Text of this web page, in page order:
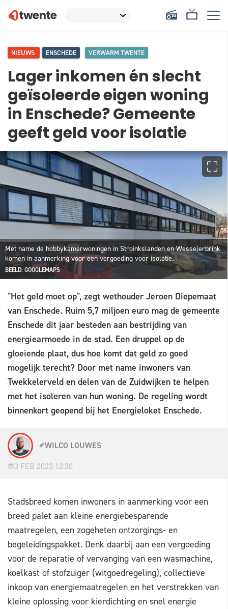
NIEUWS ENSCHEDE VERWARM TWENTE
Lager inkomen én slecht
geïsoleerde eigen woning
in Enschede? Gemeente
geeft geld voor isolatie
Met name de hobbykamerwoningen in Stroinkslanden en Wesselerbrink
komen in aanmerking voor een vergoeding voor isolatie.
BEELD: GOOGLEMAPS
"Het geld moet op", zegt wethouder Jeroen Diepemaat
van Enschede. Ruim 5,7 miljoen euro mag de gemeente
Enschede dit jaar besteden aan bestrijding van
energiearmoede in de stad. Een druppel op de
gloeiende plaat, dus hoe komt dat geld zo goed
mogelijk terecht? Door met name inwoners van
Twekkelerveld en delen van de Zuidwijken te helpen
met het isoleren van hun woning. De regeling wordt
binnenkort geopend bij het Energieloket Enschede.
WILCO LOUWES
3 FEB 2023 12:30
Stadsbreed komen inwoners in aanmerking voor een
breed palet aan kleine energiebesparende
maatregelen, een zogeheten ontzorgings- en
begeleidingspakket. Denk daarbij aan een vergoeding
voor de reparatie of vervanging van een wasmachine,
koelkast of stofzuiger (witgoedregeling), collectieve
inkoop van energiemaatregelen en het verstrekken van
kleine oplossing voor kierdichting en snel energie